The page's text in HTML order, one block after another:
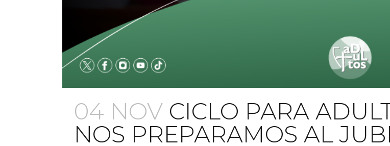
04 NOV CICLO PARA
NOS PREPARAMOS AL